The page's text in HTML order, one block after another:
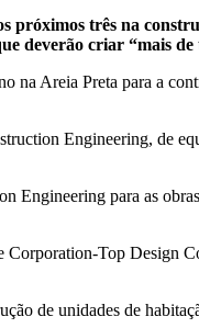
próximos três na
deverão criar “mais
Areia Preta para a
Engineering, de
Engineering para as
Top Design
de unidades de